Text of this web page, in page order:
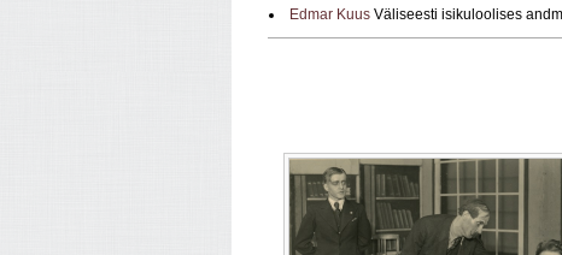
Edmar Kuus Väliseesti isikuloolises